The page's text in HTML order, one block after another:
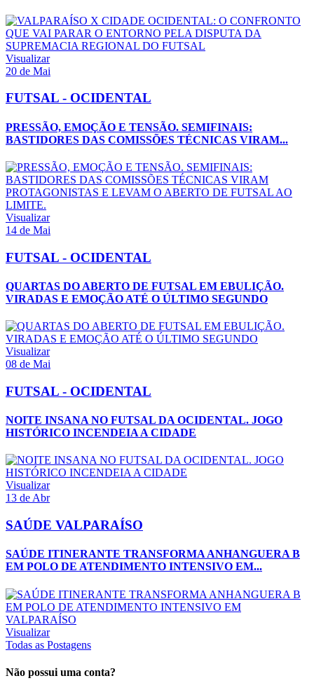
Visualizar
20 de Mai
FUTSAL - OCIDENTAL
PRESSÃO, EMOÇÃO E TENSÃO. SEMIFINAIS:
BASTIDORES DAS COMISSÕES TÉCNICAS VIRAM...
Visualizar
14 de Mai
FUTSAL - OCIDENTAL
QUARTAS DO ABERTO DE FUTSAL EM EBULIÇÃO.
VIRADAS E EMOÇÃO ATÉ O ÚLTIMO SEGUNDO
Visualizar
08 de Mai
FUTSAL - OCIDENTAL
NOITE INSANA NO FUTSAL DA OCIDENTAL. JOGO
HISTÓRICO INCENDEIA A CIDADE
Visualizar
13 de Abr
SAÚDE VALPARAÍSO
SAÚDE ITINERANTE TRANSFORMA ANHANGUERA B
EM POLO DE ATENDIMENTO INTENSIVO EM...
Visualizar
Todas as Postagens
Não possui uma conta?